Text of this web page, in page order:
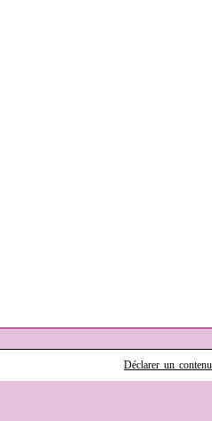
Déclarer un